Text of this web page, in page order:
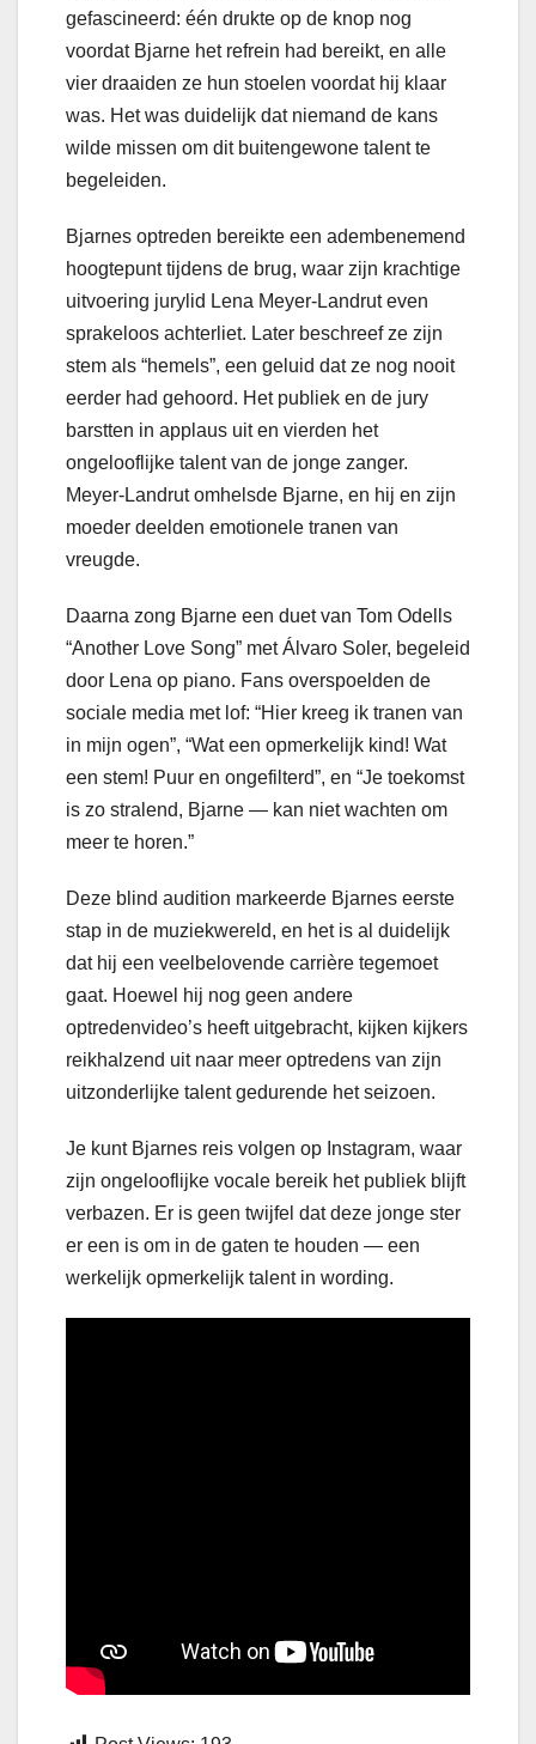
gefascineerd: één drukte op de knop nog
voordat Bjarne het refrein had bereikt, en alle
vier draaiden ze hun stoelen voordat hij klaar
was. Het was duidelijk dat niemand de kans
wilde missen om dit buitengewone talent te
begeleiden.
Bjarnes optreden bereikte een adembenemend
hoogtepunt tijdens de brug, waar zijn krachtige
uitvoering jurylid Lena Meyer-Landrut even
sprakeloos achterliet. Later beschreef ze zijn
stem als “hemels”, een geluid dat ze nog nooit
eerder had gehoord. Het publiek en de jury
barstten in applaus uit en vierden het
ongelooflijke talent van de jonge zanger.
Meyer-Landrut omhelsde Bjarne, en hij en zijn
moeder deelden emotionele tranen van
vreugde.
Daarna zong Bjarne een duet van Tom Odells
“Another Love Song” met Álvaro Soler, begeleid
door Lena op piano. Fans overspoelden de
sociale media met lof: “Hier kreeg ik tranen van
in mijn ogen”, “Wat een opmerkelijk kind! Wat
een stem! Puur en ongefilterd”, en “Je toekomst
is zo stralend, Bjarne — kan niet wachten om
meer te horen.”
Deze blind audition markeerde Bjarnes eerste
stap in de muziekwereld, en het is al duidelijk
dat hij een veelbelovende carrière tegemoet
gaat. Hoewel hij nog geen andere
optredenvideo’s heeft uitgebracht, kijken kijkers
reikhalzend uit naar meer optredens van zijn
uitzonderlijke talent gedurende het seizoen.
Je kunt Bjarnes reis volgen op Instagram, waar
zijn ongelooflijke vocale bereik het publiek blijft
verbazen. Er is geen twijfel dat deze jonge ster
er een is om in de gaten te houden — een
werkelijk opmerkelijk talent in wording.